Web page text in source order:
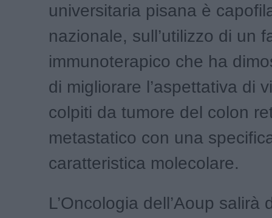
universitaria pisana è
nazionale, sull’utilizzo di un
immunoterapico che ha
di migliorare l’aspettativa di
colpiti da tumore del colon
metastatico con una
caratteristica molecolare.
L’Oncologia dell’Aoup salirà